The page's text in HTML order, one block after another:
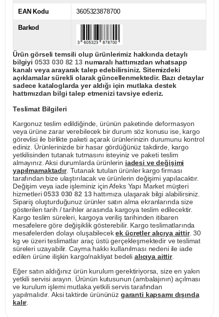
EAN Kodu 3605323878700
Barkod
Ürün görseli temsili olup ürünlerimiz hakkında detaylı
bilgiyi 0533 030 82 13numaralı hattımızdan whatsapp
kanalı veya arayarak talep edebilirsiniz. Sitemizdeki
açıklamalar sürekli olarak güncellenmektedir. Bazı detaylar
sadece kataloglarda yer aldığı için mutlaka destek
hattımızdan bilgi talep etmenizi tavsiye ederiz.
Teslimat Bilgileri
Kargonuz teslim edildiğinde, ürünün paketinde deformasyon
veya ürüne zarar verebilecek bir durum söz konusu ise, kargo
görevlisi ile birlikte paketi açarak ürünlerinizin durumunu kontrol
ediniz. Ürünlerinizde bir hasar gördüğünüz takdirde, kargo
yetkilisinden tutanak tutmasını isteyiniz ve paketi teslim
almayınız. Aksi durumlarda ürünlerin iadesi ve değişimi
yapılmamaktadır. Tutanak tutulan ürünler kargo firması
tarafından bize ulaştırılacak ve ürünlerin değişimi yapılacaktır.
Değişim veya iade işleminiz için Afeks Yapı Market müşteri
hizmetleri0533 030 82 13hattımıza ulaşarak bilgi alabilirsiniz.
Sipariş oluşturduğunuz ürünler satın alma ekranlarında size
gösterilen tarih / tarihler arasında kargoya teslim edilecektir.
Kargo teslim süreleri, kargoya veriliş tarihinden itibaren
mesafelere göre değişiklik gösterebilir. Kargo teslimatlarında
mesafelerden dolayı oluşabilecekek ücretler alıcıya aittir. 30
kg ve üzeri teslimatlar araç üstü gerçekleşmektedir ve teslimat
süreleri uzayabilir. Cayma hakkı kullanılması nedeni ile iade
edilen ürüne ilişkin kargo/nakliyat bedeli alıcıya aittir.
Eğer satın aldığınız ürün kurulum gerektiriyorsa, size en yakın
yetkili servisi arayın. Ürünün kutusunun (ambalajının) açılması
ve kurulum işlemi mutlaka yetkili servis tarafından
yapılmalıdır. Aksi taktirde ürününüz garanti kapsamı dışında
kalır.